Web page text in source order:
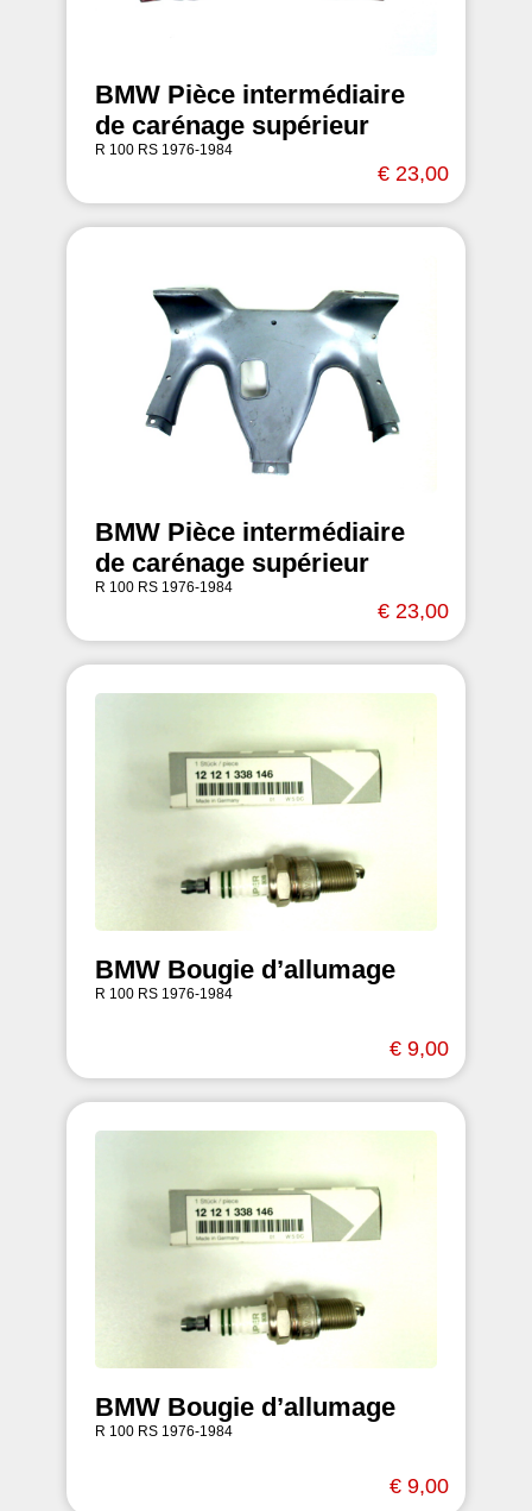
BMW Pièce intermédiaire
de carénage supérieur
R 100 RS 1976-1984
€ 23,00
BMW Pièce intermédiaire
de carénage supérieur
R 100 RS 1976-1984
€ 23,00
BMW Bougie d’allumage
R 100 RS 1976-1984
€ 9,00
BMW Bougie d’allumage
R 100 RS 1976-1984
€ 9,00